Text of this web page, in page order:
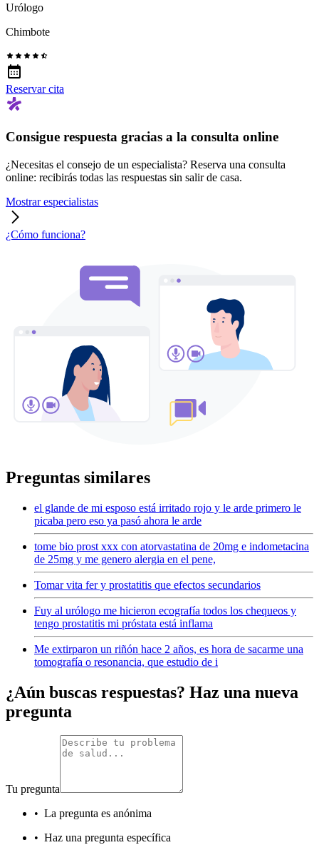
Urólogo
Chimbote
Reservar cita
Consigue respuesta gracias a la consulta online
¿Necesitas el consejo de un especialista? Reserva una consulta
online: recibirás todas las respuestas sin salir de casa.
Mostrar especialistas
¿Cómo funciona?
Preguntas similares
el glande de mi esposo está irritado rojo y le arde primero le
picaba pero eso ya pasó ahora le arde
tome bio prost xxx con atorvastatina de 20mg e indometacina
de 25mg y me genero alergia en el pene,
Tomar vita fer y prostatitis que efectos secundarios
Fuy al urólogo me hicieron ecografía todos los chequeos y
tengo prostatitis mi próstata está inflama
Me extirparon un riñón hace 2 años, es hora de sacarme una
tomografía o resonancia, que estudio de i
¿Aún buscas respuestas? Haz una nueva
pregunta
Tu pregunta
• La pregunta es anónima
• Haz una pregunta específica